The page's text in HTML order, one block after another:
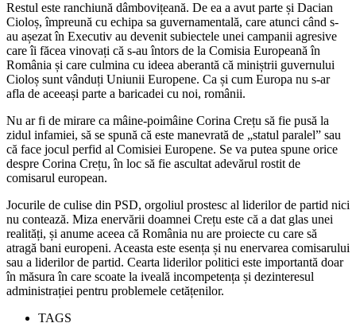
Restul este ranchiună dâmbovițeană. De ea a avut parte și Dacian
Cioloș, împreună cu echipa sa guvernamentală, care atunci când s-
au așezat în Executiv au devenit subiectele unei campanii agresive
care îi făcea vinovați că s-au întors de la Comisia Europeană în
România și care culmina cu ideea aberantă că miniștrii guvernului
Cioloș sunt vânduți Uniunii Europene. Ca și cum Europa nu s-ar
afla de aceeași parte a baricadei cu noi, românii.
Nu ar fi de mirare ca mâine-poimâine Corina Crețu să fie pusă la
zidul infamiei, să se spună că este manevrată de „statul paralel” sau
că face jocul perfid al Comisiei Europene. Se va putea spune orice
despre Corina Crețu, în loc să fie ascultat adevărul rostit de
comisarul european.
Jocurile de culise din PSD, orgoliul prostesc al liderilor de partid nici
nu contează. Miza enervării doamnei Crețu este că a dat glas unei
realități, și anume aceea că România nu are proiecte cu care să
atragă bani europeni. Aceasta este esența și nu enervarea comisarului
sau a liderilor de partid. Cearta liderilor politici este importantă doar
în măsura în care scoate la iveală incompetența și dezinteresul
administrației pentru problemele cetățenilor.
TAGS